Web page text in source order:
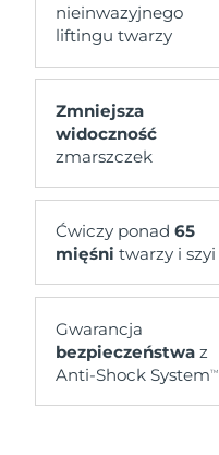
nieinwazyjnego
liftingu twarzy
Zmniejsza
widoczność
zmarszczek
Ćwiczy ponad 65
mięśni twarzy i szyi
Gwarancja
bezpieczeństwaz
Anti-Shock System TM